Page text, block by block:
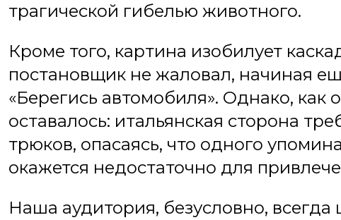
трагической гибелью животного.
Кроме того, картина изобилует
постановщик не жаловал, начиная
«Берегись автомобиля». Однако,
оставалось: итальянская сторона
трюков, опасаясь, что одного
окажется недостаточно для
Наша аудитория, безусловно,